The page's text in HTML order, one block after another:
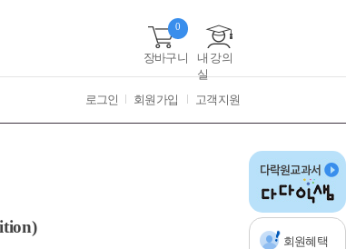
장바구니
0
내 강의
실
로그인 회원가입 고객지원
회원혜택